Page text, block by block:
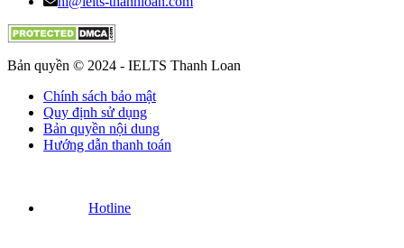
Bản quyền © 2024 - IELTS Thanh Loan
Chính sách bảo mật
Quy định sử dụng
Bản quyền nội dung
Hướng dẫn thanh toán
Hotline